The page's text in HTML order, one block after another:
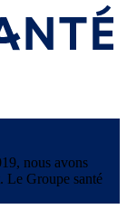
nous avons
Le Groupe santé